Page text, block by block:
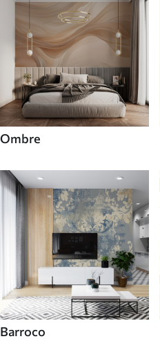
Ombre
Barroco